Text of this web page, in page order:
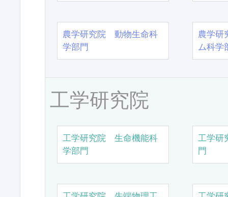
農学研究院 動物生命科
学部門
農学
ム科学
工学研究院
工学研究院 生命機能科
学部門
工学研
門